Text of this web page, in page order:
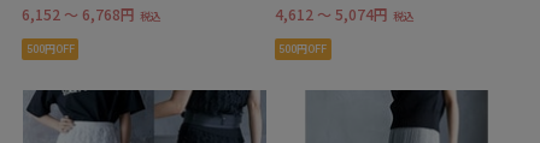
6,152 ～ 6,768円 税込
500円OFF
4,612 ～ 5,074円 税込
500円OFF